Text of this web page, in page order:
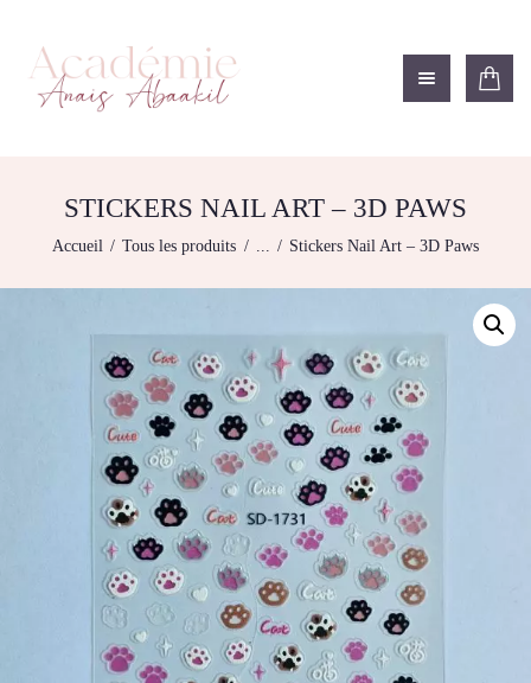
STICKERS NAIL ART – 3D PAWS
Accueil Tous les produits ... Stickers Nail Art – 3D Paws
ACADÉMIE ANAÏS ABAAKIL
Formation et shop Indigo
NOS FORMATIONS
FORMATIONS
RECHERCHE
MODÈLE